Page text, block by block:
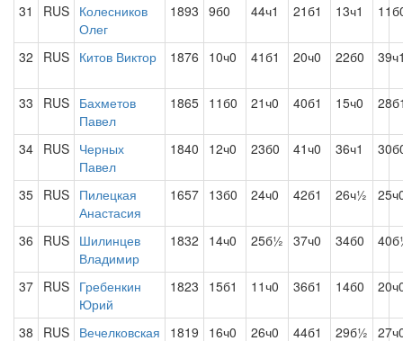
31 RUS Колесников
Олег
1893 9б0 44ч1 21б1 13ч1
32 RUS Китов Виктор 1876 10ч0 41б1 20ч0 22б0
33 RUS Бахметов
Павел
1865 11б0 21ч0 40б1 15ч0
34 RUS Черных
Павел
1840 12ч0 23б0 41ч0 36ч1
35 RUS Пилецкая
Анастасия
1657 13б0 24ч0 42б1 26ч½
36 RUS Шилинцев
Владимир
1832 14ч0 25б½ 37ч0 34б0
37 RUS Гребенкин
Юрий
1823 15б1 11ч0 36б1 14б0
38 RUS Вечелковская 1819 16ч0 26ч0 44б1 29б½